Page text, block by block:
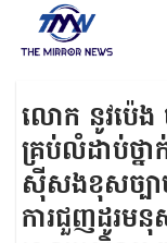
លោក នូវប៉េង
គ្រប់លំដាប់ថ្នា
ស៊ីសងខុសច្បា
ការជួញដូរមនុ